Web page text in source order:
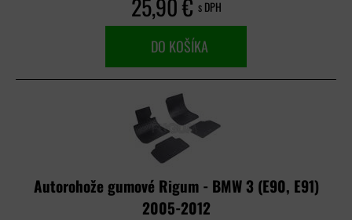
25,90 € s DPH
DO KOŠÍKA
Autorohože gumové Rigum - BMW 3 (E90, E91)
2005-2012